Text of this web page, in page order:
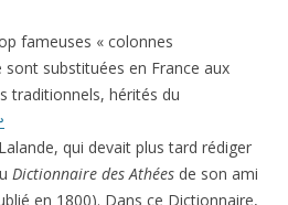
fameuses « colonnes
sont substituées en France aux
traditionnels, hérités du
qui devait plus tard rédiger
Dictionnaire des Athées de son ami
en 1800). Dans ce Dictionnaire,